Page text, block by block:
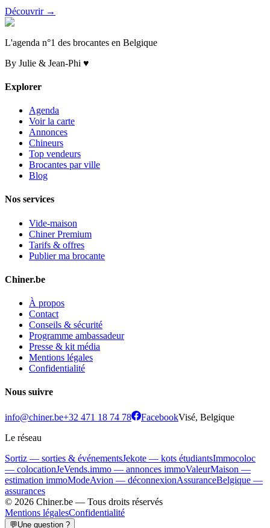
Découvrir →
L'agenda n°1 des brocantes en Belgique
By Julie & Jean-Phi ♥
Explorer
Agenda
Voir la carte
Annonces
Chineurs
Top vendeurs
Brocantes par ville
Blog
Nos services
Vide-maison
Chiner Premium
Tarifs & offres
Publier ma brocante
Chiner.be
À propos
Contact
Conseils & sécurité
Programme ambassadeur
Presse & kit média
Mentions légales
Confidentialité
Nous suivre
info@chiner.be+32 471 18 74 78 FacebookVisé, Belgique
Le réseau
Sortiz — sorties & événementsJekote — kots étudiantsImmocoloc
— colocationJeVends.immo — annonces immoValeurMaison —
estimation immoModeAvion — déconnexionAssuranceBelgique —
assurances
© 2026 Chiner.be — Tous droits réservés
Mentions légalesConfidentialité
💬Une question ?